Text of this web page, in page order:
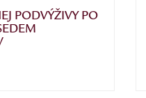
PODVÝŽIVY PO